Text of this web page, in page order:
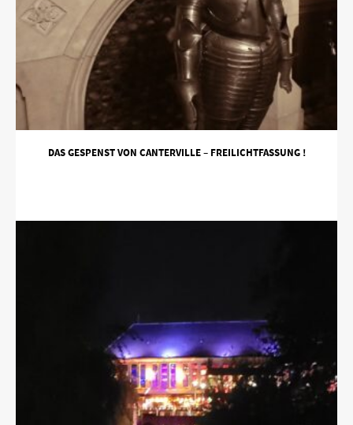
DAS GESPENST VON CANTERVILLE – FREILICHTFASSUNG !